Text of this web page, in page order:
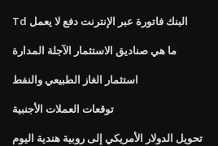
Td البنك فاتورة عبر الإنترنت دفع لا يعمل
ما هي صناديق الاستثمار الآجلة المدارة
استثمار الغاز الطبيعي والنفط
توقعات العملات الأجنبية
تحويل الدولار الأمريكي إلى روبية هندية اليوم